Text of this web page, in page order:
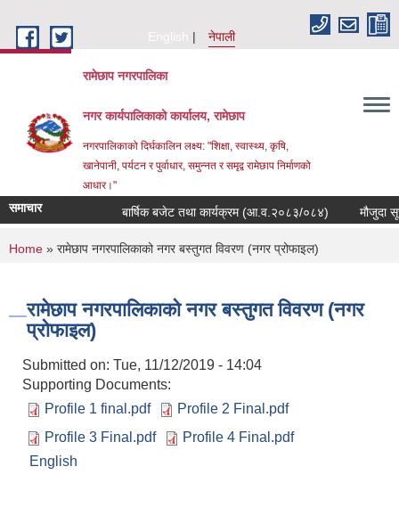
English
नेपाली
रामेछाप नगरपालिका
नगर कार्यपालिकाको कार्यालय, रामेछाप
नगरपालिकाको दिर्घकालिन लक्ष्य: "शिक्षा, स्वास्थ्य, कृषि,
खानेपानी, पर्यटन र पुर्वाधार, समुन्नत र समृद्व रामेछाप निर्माणको
आधार।"
समाचार बार्षिक बजेट तथा कार्यक्रम (आ.व.२०८३/०८४) मौजुदा सूची
You are here
Home » रामेछाप नगरपालिकाको नगर बस्तुगत विवरण (नगर प्रोफाइल)
रामेछाप नगरपालिकाको नगर बस्तुगत विवरण (नगर
प्रोफाइल)
Submitted on: Tue, 11/12/2019 - 14:04
Supporting Documents:
Profile 1 final.pdf
Profile 2 Final.pdf
Profile 3 Final.pdf
Profile 4 Final.pdf
English